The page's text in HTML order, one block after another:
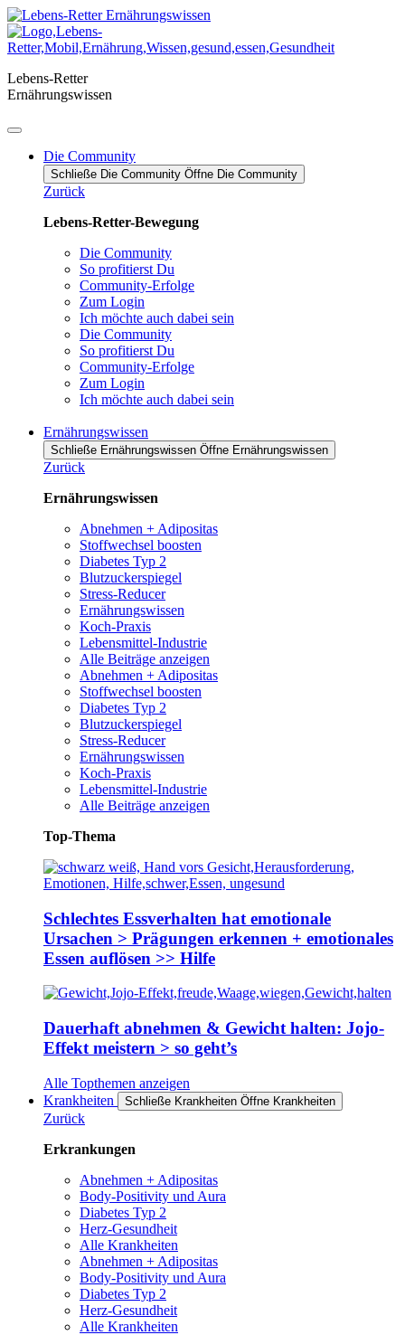
Zum
Inhalt
springen
Lebens-Retter
Ernährungswissen
Die Community
Schließe Die Community Öffne Die Community
Zurück
Lebens-Retter-Bewegung
Die Community
So profitierst Du
Community-Erfolge
Zum Login
Ich möchte auch dabei sein
Die Community
So profitierst Du
Community-Erfolge
Zum Login
Ich möchte auch dabei sein
Ernährungswissen
Schließe Ernährungswissen Öffne Ernährungswissen
Zurück
Ernährungswissen
Abnehmen + Adipositas
Stoffwechsel boosten
Diabetes Typ 2
Blutzuckerspiegel
Stress-Reducer
Ernährungswissen
Koch-Praxis
Lebensmittel-Industrie
Alle Beiträge anzeigen
Abnehmen + Adipositas
Stoffwechsel boosten
Diabetes Typ 2
Blutzuckerspiegel
Stress-Reducer
Ernährungswissen
Koch-Praxis
Lebensmittel-Industrie
Alle Beiträge anzeigen
Top-Thema
Schlechtes Essverhalten hat emotionale
Ursachen > Prägungen erkennen + emotionales
Essen auflösen >> Hilfe
Dauerhaft abnehmen & Gewicht halten: Jojo-
Effekt meistern > so geht’s
Alle Topthemen anzeigen
Krankheiten
Schließe Krankheiten Öffne Krankheiten
Zurück
Erkrankungen
Abnehmen + Adipositas
Body-Positivity und Aura
Diabetes Typ 2
Herz-Gesundheit
Alle Krankheiten
Abnehmen + Adipositas
Body-Positivity und Aura
Diabetes Typ 2
Herz-Gesundheit
Alle Krankheiten